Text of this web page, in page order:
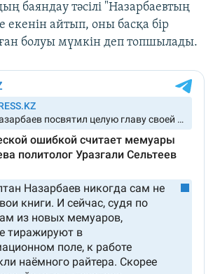
баяндау тәсілі "Назарбаевтың
екенін айтып, оны басқа бір
болуы мүмкін деп топшылады.